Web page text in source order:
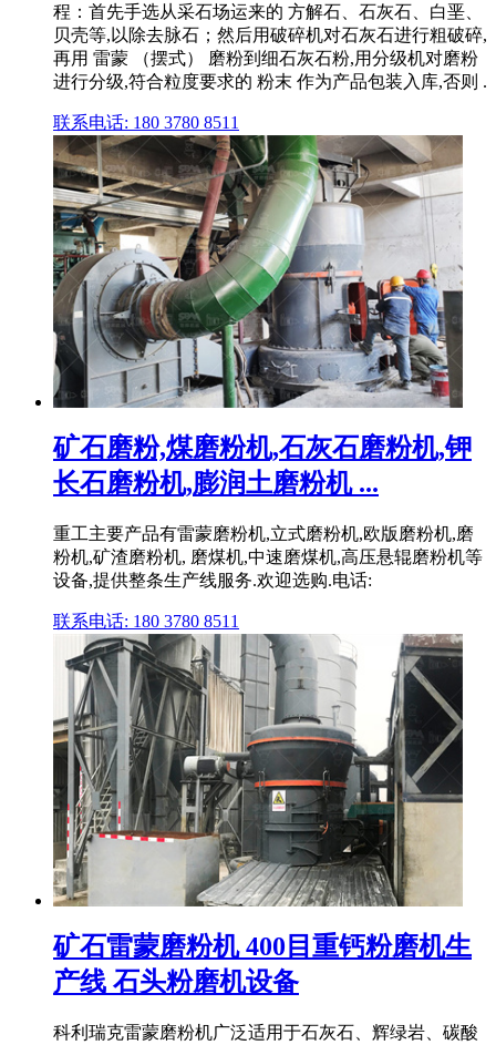
程：首先手选从采石场运来的 方解石、石灰石、白垩、
贝壳等,以除去脉石；然后用破碎机对石灰石进行粗破碎,
再用 雷蒙 （摆式） 磨粉到细石灰石粉,用分级机对磨粉
进行分级,符合粒度要求的 粉末 作为产品包装入库,否则 .
联系电话: 180 3780 8511
矿石磨粉,煤磨粉机,石灰石磨粉机,钾
长石磨粉机,膨润土磨粉机 ...
重工主要产品有雷蒙磨粉机,立式磨粉机,欧版磨粉机,磨
粉机,矿渣磨粉机, 磨煤机,中速磨煤机,高压悬辊磨粉机等
设备,提供整条生产线服务.欢迎选购.电话:
联系电话: 180 3780 8511
矿石雷蒙磨粉机 400目重钙粉磨机生
产线 石头粉磨机设备
科利瑞克雷蒙磨粉机广泛适用于石灰石、辉绿岩、碳酸